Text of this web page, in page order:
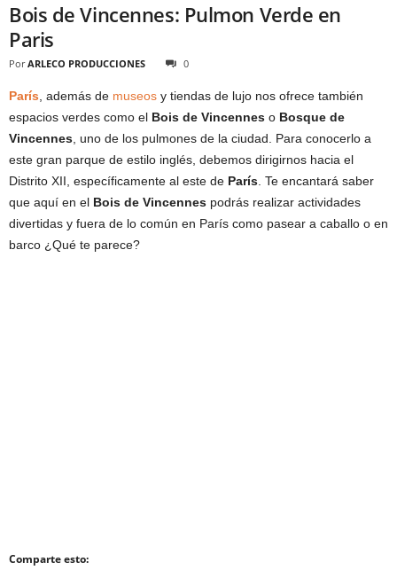
Bois de Vincennes: Pulmon Verde en
Paris
Por ARLECO PRODUCCIONES 0
París , además de museos y tiendas de lujo nos ofrece también
espacios verdes como el Bois de Vincennes o Bosque de
Vincennes , uno de los pulmones de la ciudad. Para conocerlo a
este gran parque de estilo inglés, debemos dirigirnos hacia el
Distrito XII, específicamente al este de París . Te encantará saber
que aquí en el Bois de Vincennes podrás realizar actividades
divertidas y fuera de lo común en París como pasear a caballo o en
barco ¿Qué te parece?
Comparte esto: